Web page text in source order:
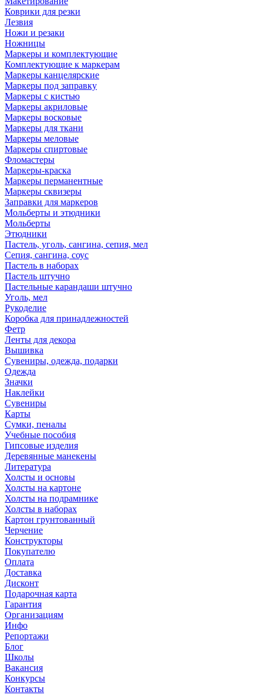
Коврики для резки
Лезвия
Ножи и резаки
Ножницы
Маркеры и комплектующие
Комплектующие к маркерам
Маркеры канцелярские
Маркеры под заправку
Маркеры с кистью
Маркеры акриловые
Маркеры восковые
Маркеры для ткани
Маркеры меловые
Маркеры спиртовые
Фломастеры
Маркеры-краска
Маркеры перманентные
Маркеры сквизеры
Заправки для маркеров
Мольберты и этюдники
Мольберты
Этюдники
Пастель, уголь, сангина, сепия, мел
Сепия, сангина, соус
Пастель в наборах
Пастель штучно
Пастельные карандаши штучно
Уголь, мел
Рукоделие
Коробка для принадлежностей
Фетр
Ленты для декора
Вышивка
Сувениры, одежда, подарки
Одежда
Значки
Наклейки
Сувениры
Карты
Сумки, пеналы
Учебные пособия
Гипсовые изделия
Деревянные манекены
Литература
Холсты и основы
Холсты на картоне
Холсты на подрамнике
Холсты в наборах
Картон грунтованный
Черчение
Конструкторы
Покупателю
Оплата
Доставка
Дисконт
Подарочная карта
Гарантия
Организациям
Инфо
Репортажи
Блог
Школы
Вакансия
Конкурсы
Контакты